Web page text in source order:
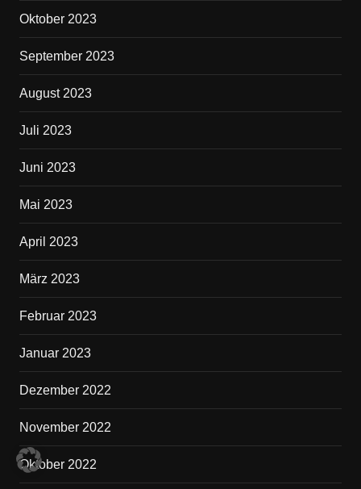
Oktober 2023
September 2023
August 2023
Juli 2023
Juni 2023
Mai 2023
April 2023
März 2023
Februar 2023
Januar 2023
Dezember 2022
November 2022
Oktober 2022